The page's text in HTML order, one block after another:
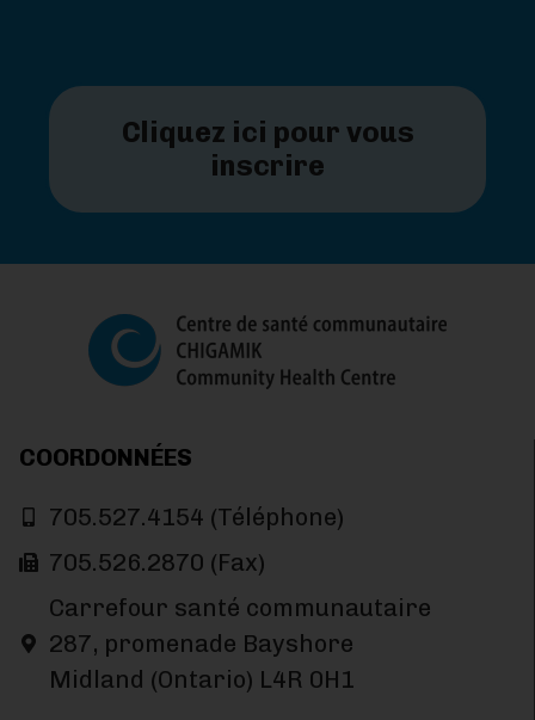
Cliquez ici pour vous
inscrire
COORDONNÉES
705.527.4154 (Téléphone)
705.526.2870 (Fax)
Carrefour santé communautaire
287, promenade Bayshore
Midland (Ontario) L4R 0H1